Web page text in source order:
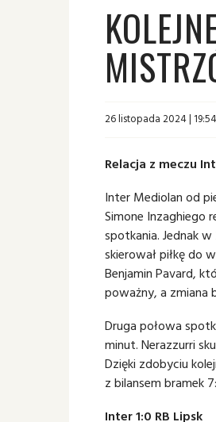
26 listopada 2024 | 19:54
Relacja z meczu
Inter Mediolan od
Simone Inzaghiego
spotkania. Jednak
skierował piłkę do
Benjamin Pavard,
poważny, a zmiana
Druga połowa
minut. Nerazzurri
Dzięki zdobyciu
z bilansem bramek
Inter 1:0 RB Lipsk